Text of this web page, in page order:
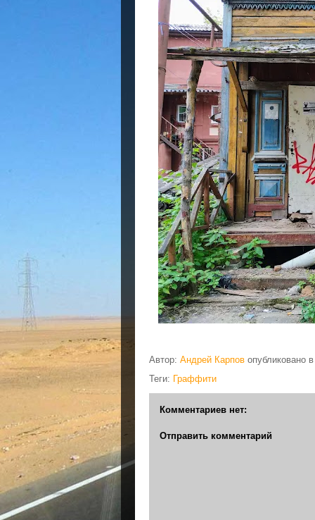
Автор: Андрей Карпов опубликовано
Теги: Граффити
Комментариев нет:
Отправить комментарий